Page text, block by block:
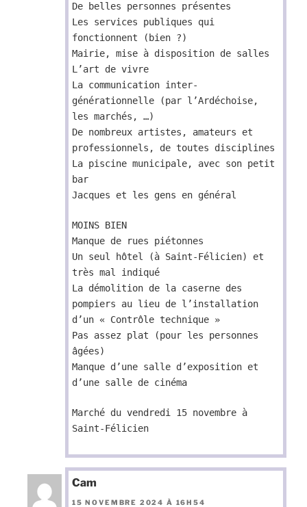
De belles personnes présentes
Les services publiques qui
fonctionnent (bien ?)
Mairie, mise à disposition de salles
L’art de vivre
La communication inter-
générationnelle (par l’Ardéchoise,
les marchés, …)
De nombreux artistes, amateurs et
professionnels, de toutes disciplines
La piscine municipale, avec son petit
bar
Jacques et les gens en général
MOINS BIEN
Manque de rues piétonnes
Un seul hôtel (à Saint-Félicien) et
très mal indiqué
La démolition de la caserne des
pompiers au lieu de l’installation
d’un « Contrôle technique »
Pas assez plat (pour les personnes
âgées)
Manque d’une salle d’exposition et
d’une salle de cinéma
Marché du vendredi 15 novembre à
Saint-Félicien
Cam
15 NOVEMBRE 2024 À 16H54